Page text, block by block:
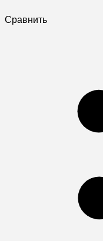
Сравнить